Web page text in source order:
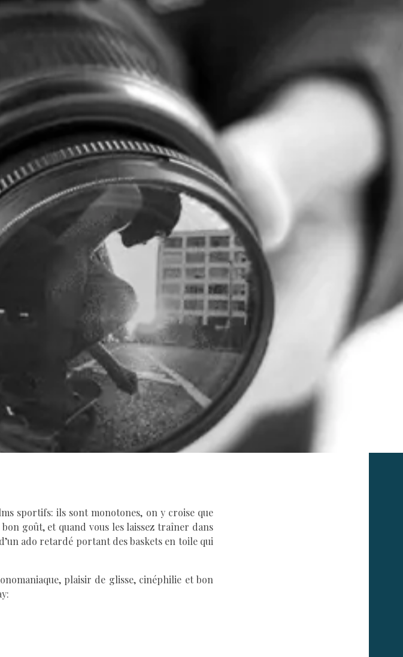
sportifs: ils sont monotones, on y croise que
goût, et quand vous les laissez traîner dans
ado retardé portant des baskets en toile qui
plaisir de glisse, cinéphilie et bon